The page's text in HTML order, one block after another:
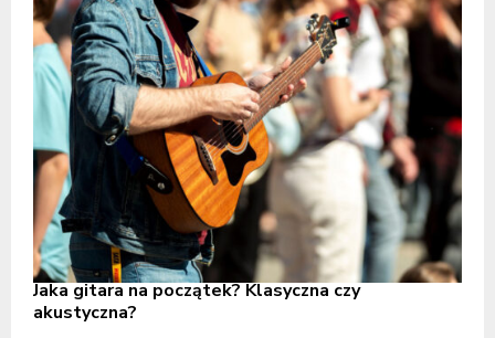
Jaka gitara na początek? Klasyczna czy
akustyczna?